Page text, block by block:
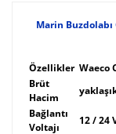
Marin Buzdolabı
Özellikler Waeco
Brüt
Hacim
Bağlantı
Voltajı
12 / 24